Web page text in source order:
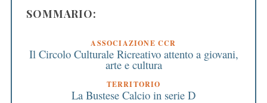
SOMMARIO:
ASSOCIAZIONE CCR
Il Circolo Culturale Ricreativo attento a giovani,
arte e cultura
TERRITORIO
La Bustese Calcio in serie D